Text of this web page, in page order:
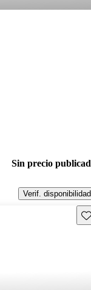
Sin precio
Verif. disponibilidad